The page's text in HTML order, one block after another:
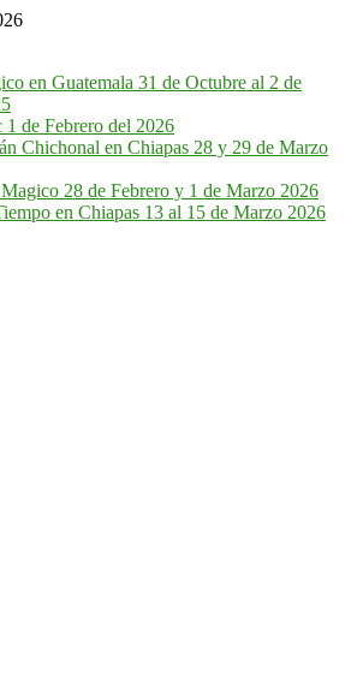
en Guatemala 31 de Octubre al 2 de
1 de Febrero del 2026
Chichonal en Chiapas 28 y 29 de Marzo
28 de Febrero y 1 de Marzo 2026
en Chiapas 13 al 15 de Marzo 2026